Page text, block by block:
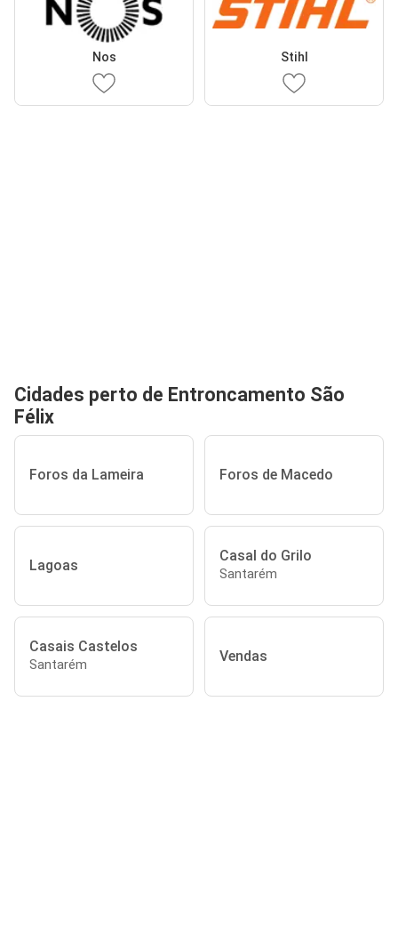
Nos Stihl
Cidades perto de Entroncamento São
Félix
Foros da Lameira Foros de Macedo
Lagoas
Casal do Grilo
Santarém
Casais Castelos
Santarém Vendas